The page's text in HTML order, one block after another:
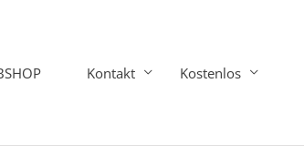
Kontakt Kostenlos